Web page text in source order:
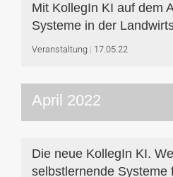
Mit KollegIn KI auf dem
Systeme in der
Veranstaltung 17.05.22
April 2022
Die neue KollegIn KI.
selbstlernende Systeme